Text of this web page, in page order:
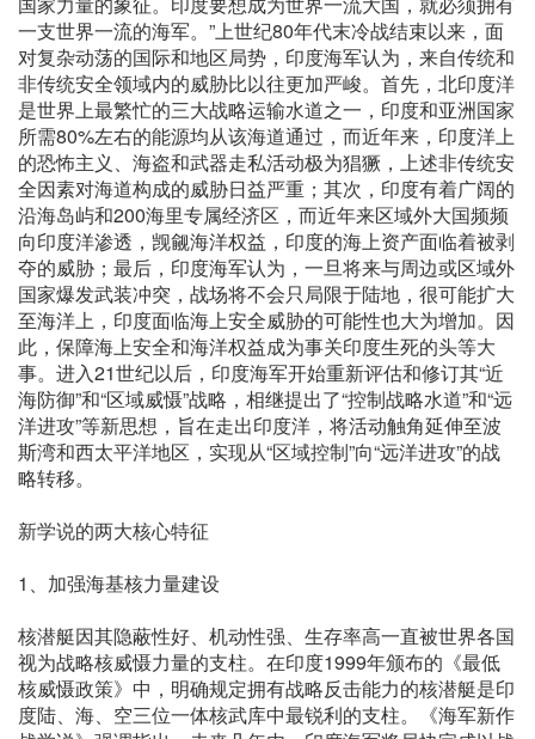
一支世界一流的海军。”上世纪80年代末冷战结束以来，面
对复杂动荡的国际和地区局势，印度海军认为，来自传统和
非传统安全领域内的威胁比以往更加严峻。首先，北印度洋
是世界上最繁忙的三大战略运输水道之一，印度和亚洲国家
所需80%左右的能源均从该海道通过，而近年来，印度洋上
的恐怖主义、海盗和武器走私活动极为猖獗，上述非传统安
全因素对海道构成的威胁日益严重；其次，印度有着广阔的
沿海岛屿和200海里专属经济区，而近年来区域外大国频频
向印度洋渗透，觊觎海洋权益，印度的海上资产面临着被剥
夺的威胁；最后，印度海军认为，一旦将来与周边或区域外
国家爆发武装冲突，战场将不会只局限于陆地，很可能扩大
至海洋上，印度面临海上安全威胁的可能性也大为增加。因
此，保障海上安全和海洋权益成为事关印度生死的头等大
事。进入21世纪以后，印度海军开始重新评估和修订其“近
海防御”和“区域威慑”战略，相继提出了“控制战略水道”和“远
洋进攻”等新思想，旨在走出印度洋，将活动触角延伸至波
斯湾和西太平洋地区，实现从“区域控制”向“远洋进攻”的战
略转移。
新学说的两大核心特征
1、加强海基核力量建设
核潜艇因其隐蔽性好、机动性强、生存率高一直被世界各国
视为战略核威慑力量的支柱。在印度1999年颁布的《最低
核威慑政策》中，明确规定拥有战略反击能力的核潜艇是印
度陆、海、空三位一体核武库中最锐利的支柱。《海军新作